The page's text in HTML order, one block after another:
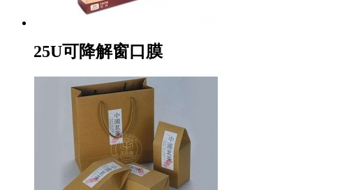
25U可降解窗口膜